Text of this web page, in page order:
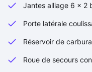
Jantes alliage 6 x 2
Porte latérale
Réservoir de
Roue de secours